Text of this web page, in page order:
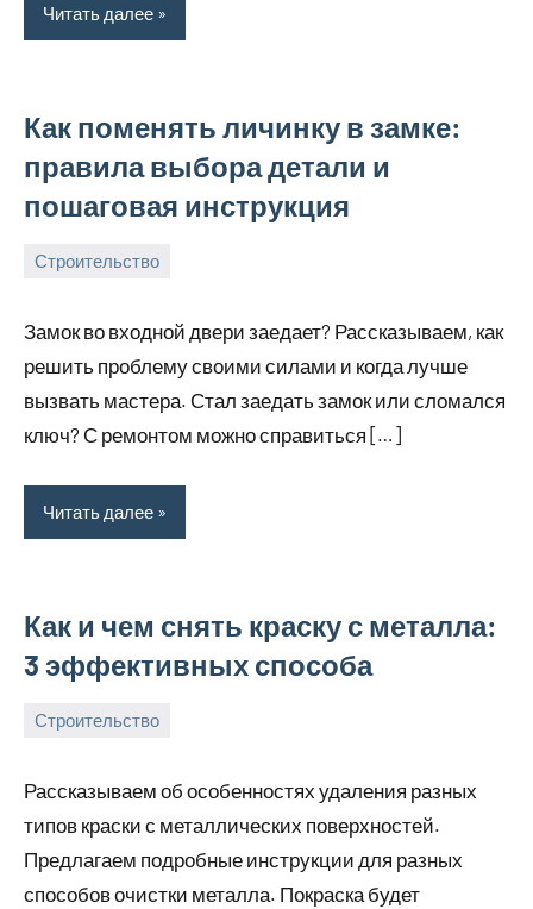
Читать далее
Как поменять личинку в замке:
правила выбора детали и
пошаговая инструкция
Строительство
2024
bus_m_ru
Замок во входной двери заедает? Рассказываем, как
решить проблему своими силами и когда лучше
вызвать мастера. Стал заедать замок или сломался
ключ? С ремонтом можно справиться […]
Читать далее
Как и чем снять краску с металла:
3 эффективных способа
Строительство
2024
bus_m_ru
Рассказываем об особенностях удаления разных
типов краски с металлических поверхностей.
Предлагаем подробные инструкции для разных
способов очистки металла. Покраска будет